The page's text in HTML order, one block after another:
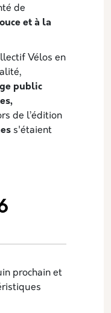
de
et à la
Vélos en
public
de l’édition
s'étaient
prochain et